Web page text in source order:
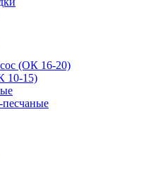
(ОК 16-20)
10-15)